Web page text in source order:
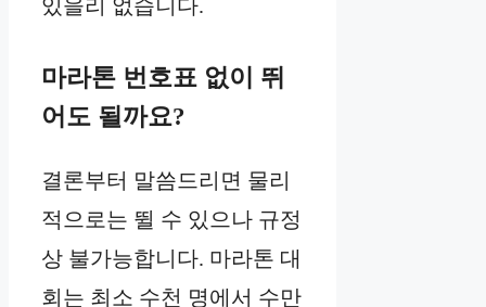
있을리 없습니다.
마라톤 번호표 없이 뛰
어도 될까요?
결론부터 말씀드리면 물리
적으로는 뛸 수 있으나 규정
상 불가능합니다. 마라톤 대
회는 최소 수천 명에서 수만